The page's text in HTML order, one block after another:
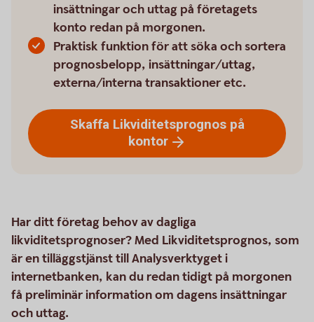
insättningar och uttag på företagets
konto redan på morgonen.
Praktisk funktion för att söka och sortera
prognosbelopp, insättningar/uttag,
externa/interna transaktioner etc.
Skaffa Likviditetsprognos på
kontor
Har ditt företag behov av dagliga
likviditetsprognoser? Med Likviditetsprognos, som
är en tilläggstjänst till Analysverktyget i
internetbanken, kan du redan tidigt på morgonen
få preliminär information om dagens insättningar
och uttag.